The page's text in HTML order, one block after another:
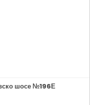
шосе №196Е